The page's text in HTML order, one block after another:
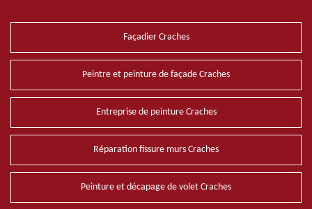
Façadier Craches
Peintre et peinture de façade Craches
Entreprise de peinture Craches
Réparation fissure murs Craches
Peinture et décapage de volet Craches